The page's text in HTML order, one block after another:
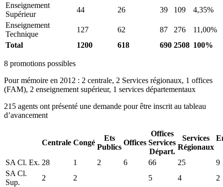
Enseignement
Supérieur
44 26 39 109
4,35%
Enseignement
Technique
127 62 87 276
11,00%
Total
1200 618 690 2508 100%
8 promotions possibles
Pour mémoire en 2012 : 2 centrale, 2 Services régionaux, 1 offices
(FAM), 2 enseignement supérieur, 1 services départementaux
215 agents ont présenté une demande pour être inscrit au tableau
d’avancement
Centrale Congé
Ets
Publics
Offices
Offices
Services
Départ.
Services
Régionaux
SA Cl. Ex. 28 1 2 6 66 25
9
SA Cl.
Sup.
2 2 5 4
2